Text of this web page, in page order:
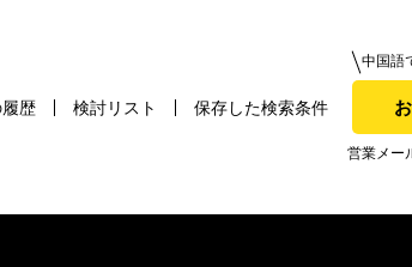
歴 検討リスト 保存した検索条件
中国語
営業メー
中国語での対応も可能
お問い合わせ